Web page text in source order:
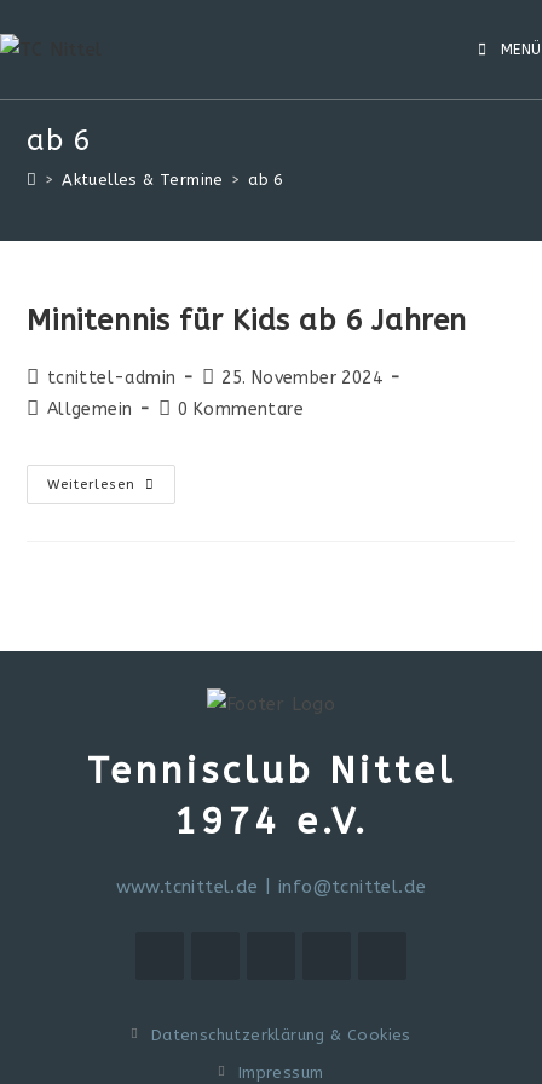
MENÜ
ab 6
> Aktuelles & Termine > ab 6
Minitennis für Kids ab 6 Jahren
tcnittel-admin
25. November 2024
Allgemein
0 Kommentare
Weiterlesen
Tennisclub Nittel
1974 e.V.
www.tcnittel.de info@tcnittel.de
Datenschutzerklärung & Cookies
Impressum